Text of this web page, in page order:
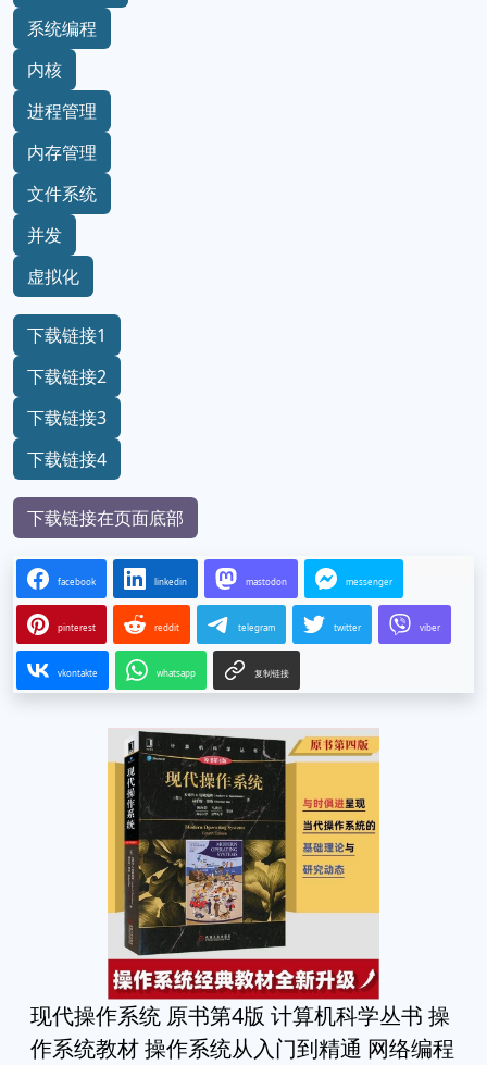
系统编程
内核
进程管理
内存管理
文件系统
并发
虚拟化
下载链接1
下载链接2
下载链接3
下载链接4
下载链接在页面底部
facebook linkedin mastodon messenger
pinterest reddit telegram twitter viber
vkontakte whatsapp 复制链接
现代操作系统 原书第4版 计算机科学丛书 操
作系统教材 操作系统从入门到精通 网络编程